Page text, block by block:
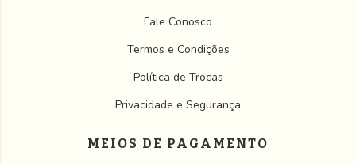
Fale Conosco
Termos e Condições
Política de Trocas
Privacidade e Segurança
MEIOS DE PAGAMENTO